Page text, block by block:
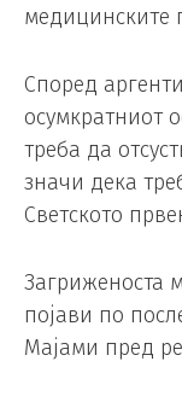
медицинските
Според
осумкратниот
треба да
значи дека
Светското
Загриженоста
појави по
Мајами пред